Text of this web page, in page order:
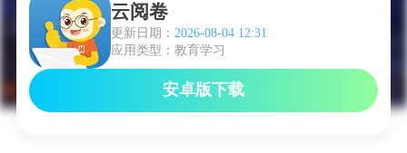
云阅卷
更新日期： 2026-08-04 12:31
应用类型：教育学习
安卓版下载